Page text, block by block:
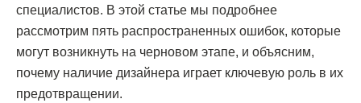
специалистов. В этой статье мы подробнее
рассмотрим пять распространенных ошибок, которые
могут возникнуть на черновом этапе, и объясним,
почему наличие дизайнера играет ключевую роль в их
предотвращении.